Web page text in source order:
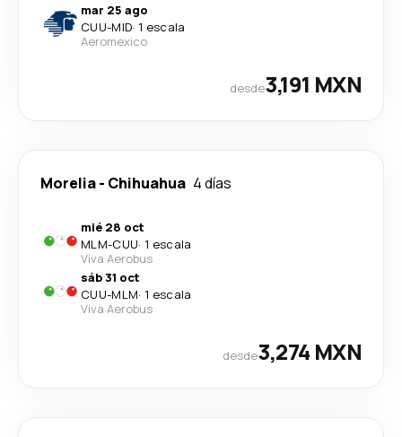
mar 25 ago
CUU-MID· 1 escala
Aeromexico
desde3,191 MXN
Morelia- Chihuahua 4 días
mié 28 oct
MLM-CUU· 1 escala
Viva Aerobus
sáb 31 oct
CUU-MLM· 1 escala
Viva Aerobus
desde3,274 MXN